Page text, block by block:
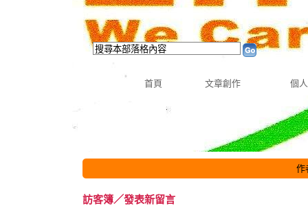
首頁 文章創作 個
作
訪客簿／發表新留言